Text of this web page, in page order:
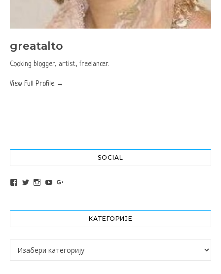
greatalto
Cooking blogger, artist, freelancer.
View Full Profile →
SOCIAL
View altochef’s profile on Facebook
View jovancica73’s profile on Twitter
View jovancica73’s profile on Instagram
View jovancica73’s profile on YouTube
КАТЕГОРИЈЕ
Категорије